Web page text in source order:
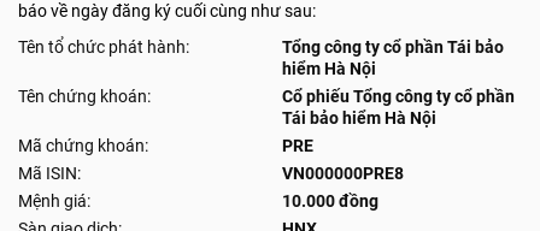
báo về ngày đăng ký cuối cùng như sau:
Tên tổ chức phát hành:
Tổng công ty cổ phần Tái bảo
hiểm Hà Nội
Tên chứng khoán:
Cổ phiếu Tổng công ty cổ phần
Tái bảo hiểm Hà Nội
Mã chứng khoán:
PRE
Mã ISIN:
VN000000PRE8
Mệnh giá:
10.000 đồng